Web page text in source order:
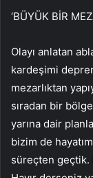
‘BÜYÜK BİR
Olayı anlatan
kardeşimi
mezarlıktan
sıradan bir
yarına dair
bizim de
süreçten geçtik.